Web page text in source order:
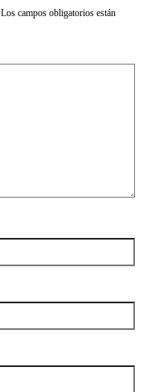
Los campos obligatorios están